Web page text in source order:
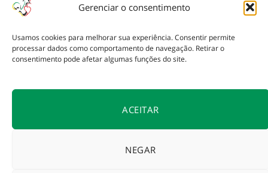
Gerenciar o consentimento
Usamos cookies para melhorar sua experiência. Consentir permite
processar dados como comportamento de navegação. Retirar o
consentimento pode afetar algumas funções do site.
ACEITAR
NEGAR
apoia a preservação do acervo do
autoral e independente.